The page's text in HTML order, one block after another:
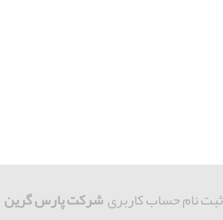
ثبت نام حساب کاربریشرکت پارس گرین